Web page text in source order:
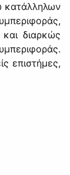
κατάλληλων
διαρκώς
επιστήμες,